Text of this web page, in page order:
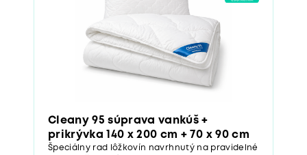
Cleany 95 súprava vankúš +
prikrývka 140 x 200 cm + 70 x 90 cm
Špeciálny rad lôžkovín navrhnutý na pravidelné